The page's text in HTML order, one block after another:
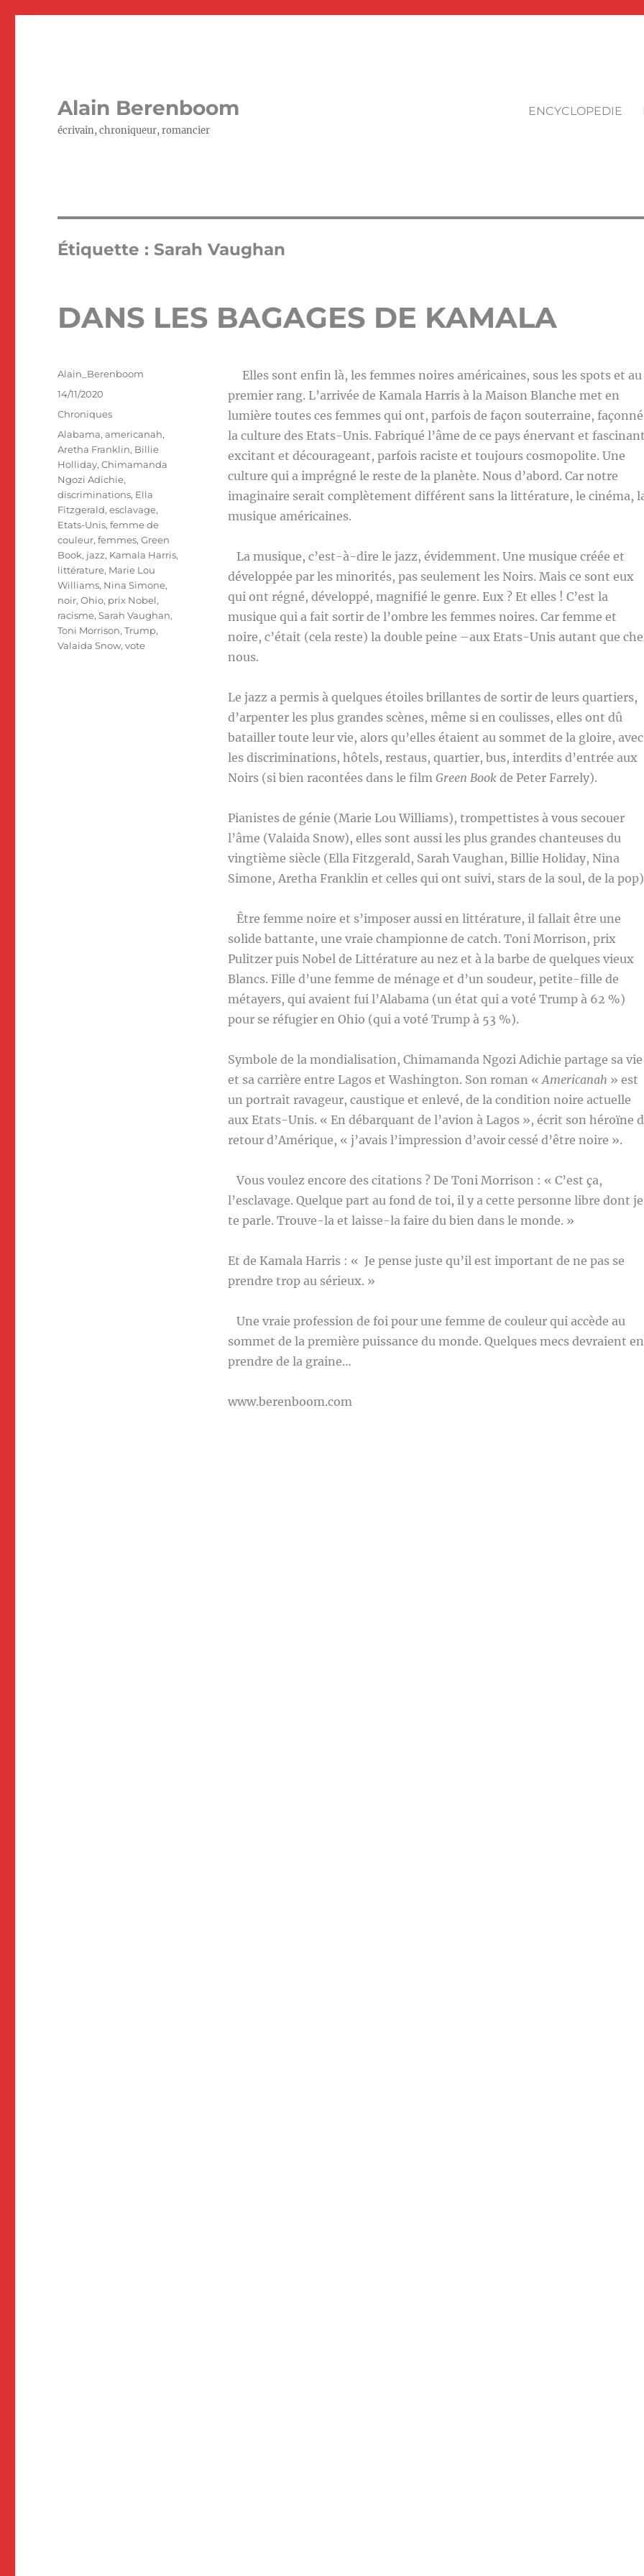
Alain Berenboom
écrivain, chroniqueur, romancier
ENCYCLOPEDIE
Étiquette : Sarah Vaughan
DANS LES BAGAGES DE KAMALA
Elles sont enfin là, les femmes noires américaines, sous les spots et au
premier rang. L’arrivée de Kamala Harris à la Maison Blanche met en
lumière toutes ces femmes qui ont, parfois de façon souterraine, façonné
la culture des Etats-Unis. Fabriqué l’âme de ce pays énervant et
excitant et décourageant, parfois raciste et toujours cosmopolite. Une
culture qui a imprégné le reste de la planète. Nous d’abord. Car notre
imaginaire serait complètement différent sans la littérature, le cinéma,
musique américaines.
La musique, c’est-à-dire le jazz, évidemment. Une musique créée et
développée par les minorités, pas seulement les Noirs. Mais ce sont eux
qui ont régné, développé, magnifié le genre. Eux ? Et elles ! C’est la
musique qui a fait sortir de l’ombre les femmes noires. Car femme et
noire, c’était (cela reste) la double peine –aux Etats-Unis autant que
nous.
Le jazz a permis à quelques étoiles brillantes de sortir de leurs quartiers,
d’arpenter les plus grandes scènes, même si en coulisses, elles ont dû
batailler toute leur vie, alors qu’elles étaient au sommet de la gloire, avec
les discriminations, hôtels, restaus, quartier, bus, interdits d’entrée aux
Noirs (si bien racontées dans le film Green Bookde Peter Farrely).
Pianistes de génie (Marie Lou Williams), trompettistes à vous secouer
l’âme (Valaida Snow), elles sont aussi les plus grandes chanteuses du
vingtième siècle (Ella Fitzgerald, Sarah Vaughan, Billie Holiday, Nina
Simone, Aretha Franklin et celles qui ont suivi, stars de la soul, de la
Être femme noire et s’imposer aussi en littérature, il fallait être une
solide battante, une vraie championne de catch. Toni Morrison, prix
Pulitzer puis Nobel de Littérature au nez et à la barbe de quelques vieux
Blancs. Fille d’une femme de ménage et d’un soudeur, petite-fille de
métayers, qui avaient fui l’Alabama (un état qui a voté Trump à 62 %)
pour se réfugier en Ohio (qui a voté Trump à 53 %).
Symbole de la mondialisation, Chimamanda Ngozi Adichie partage sa vie
et sa carrière entre Lagos et Washington. Son roman «Americanah » est
un portrait ravageur, caustique et enlevé, de la condition noire actuelle
aux Etats-Unis. « En débarquant de l’avion à Lagos », écrit son héroïne
retour d’Amérique, « j’avais l’impression d’avoir cessé d’être noire ».
Vous voulez encore des citations ? De Toni Morrison : « C’est ça,
l’esclavage. Quelque part au fond de toi, il y a cette personne libre dont je
te parle. Trouve-la et laisse-la faire du bien dans le monde. »
Et de Kamala Harris : « Je pense juste qu’il est important de ne pas se
prendre trop au sérieux. »
Une vraie profession de foi pour une femme de couleur qui accède au
sommet de la première puissance du monde. Quelques mecs devraient en
prendre de la graine…
www.berenboom.com
Auteur
Alain_Berenboom
Publié
le
14/11/2020
Catégories
Chroniques
Étiquettes
Alabama,americanah,
Aretha Franklin, Billie
Holliday,Chimamanda
Ngozi Adichie,
discriminations, Ella
Fitzgerald,esclavage,
Etats-Unis,femme de
couleur,femmes,Green
Book, jazz, Kamala Harris,
littérature, Marie Lou
Williams, Nina Simone,
noir,Ohio, prix Nobel,
racisme,Sarah Vaughan,
Toni Morrison,Trump,
Valaida Snow,vote